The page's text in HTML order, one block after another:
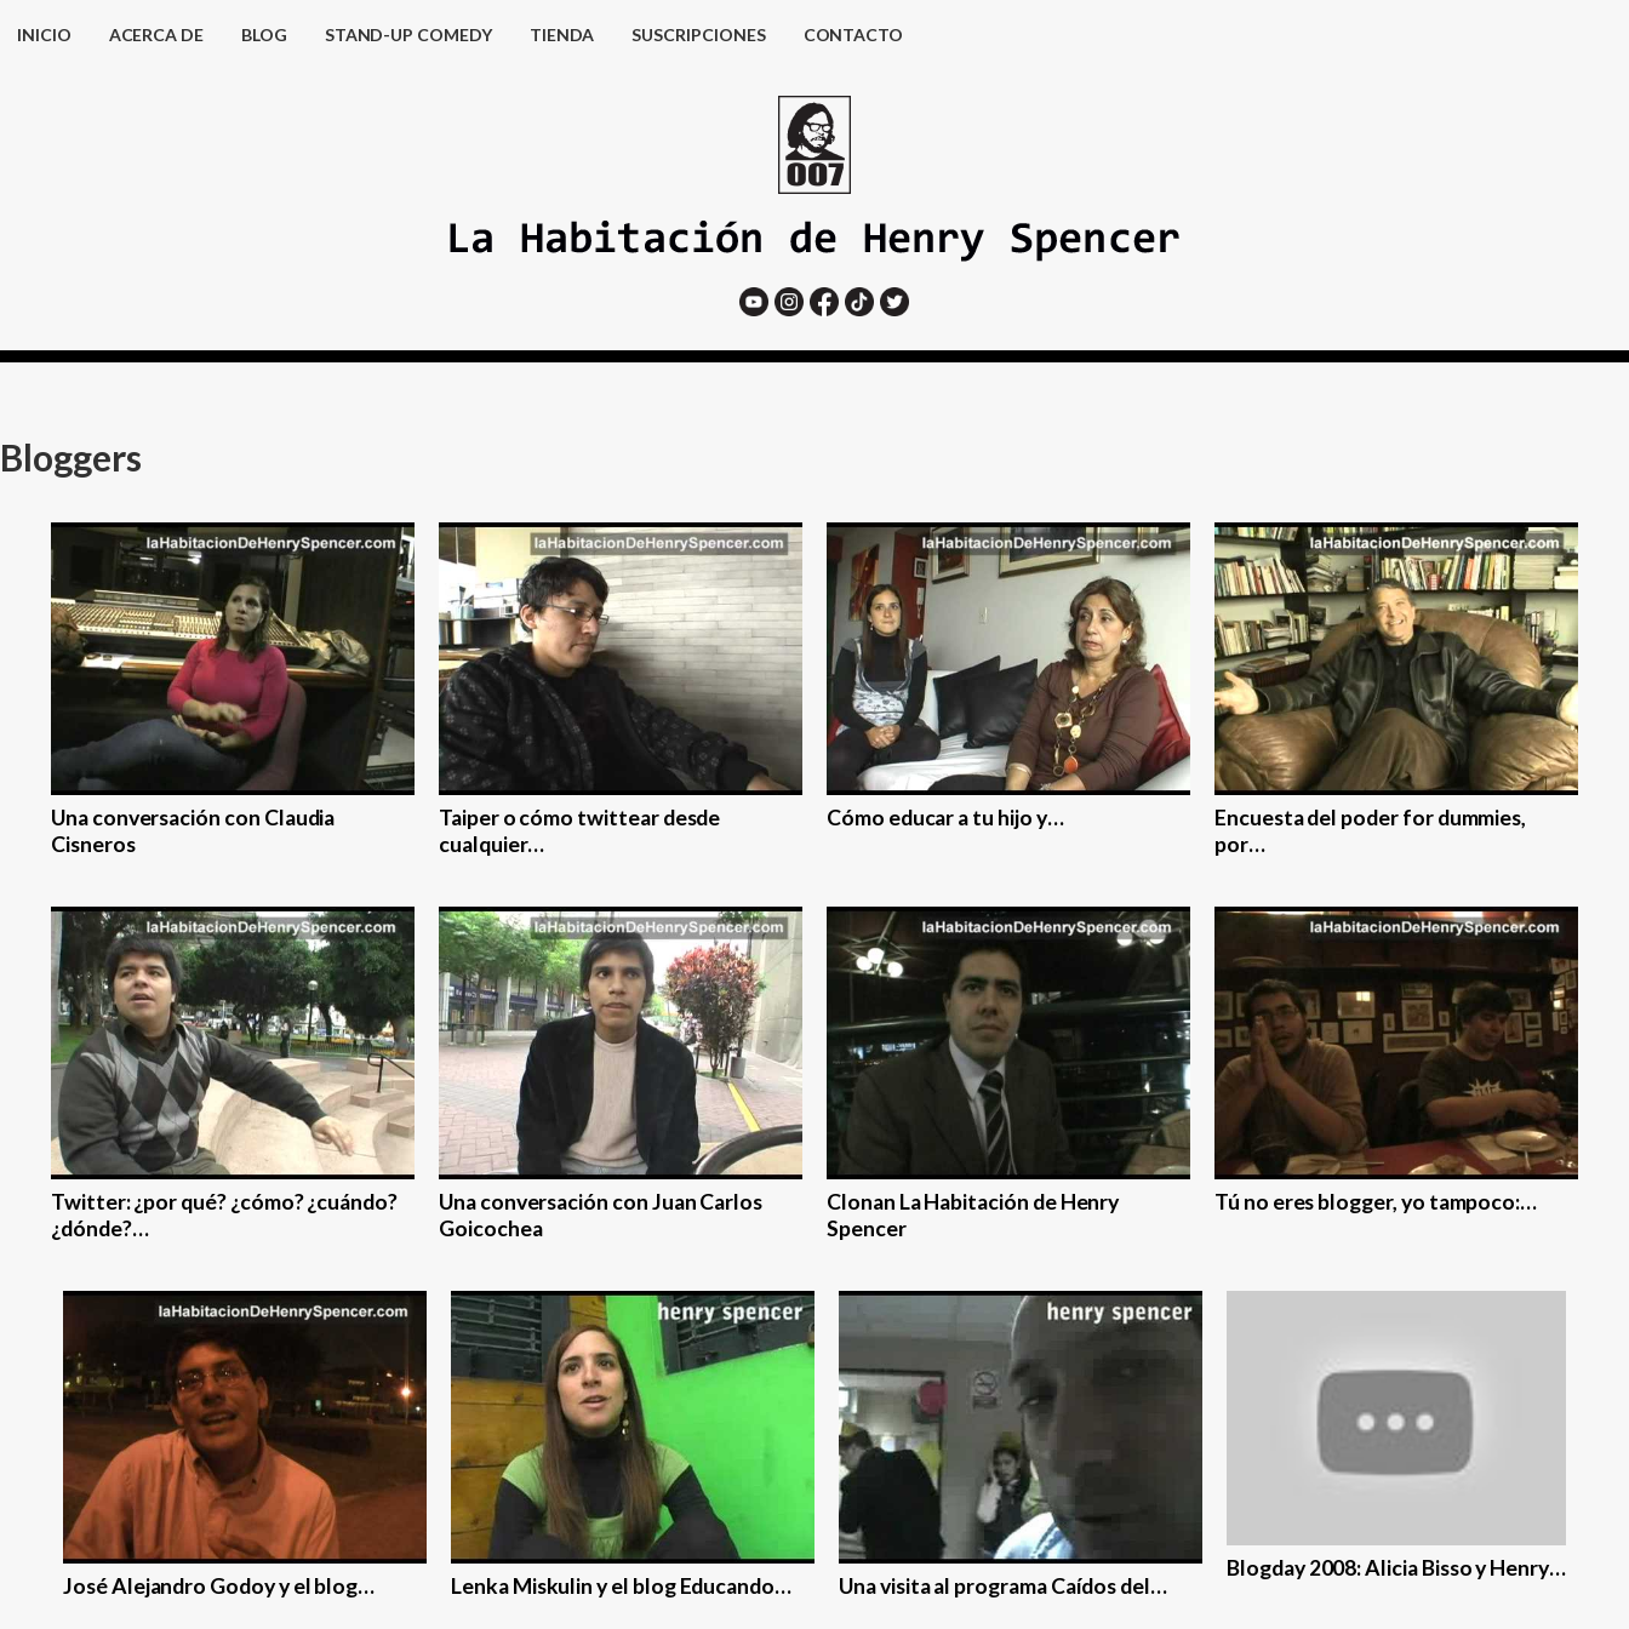
INICIO ACERCA DE BLOG STAND-UP COMEDY TIENDA SUSCRIPCIONES CONTACTO
Bloggers
Una conversación con Claudia
Cisneros
Taiper o cómo twittear desde
cualquier…
Cómo educar a tu hijo y…
Encuesta del poder for dummies,
por…
Twitter: ¿por qué? ¿cómo? ¿cuándo?
¿dónde?…
Una conversación con Juan Carlos
Goicochea
Clonan La Habitación de Henry
Spencer
Tú no eres blogger, yo tampoco:…
José Alejandro Godoy y el blog… Lenka Miskulin y el blog Educando… Una visita al programa Caí­dos del…
Blogday 2008: Alicia Bisso y Henry…